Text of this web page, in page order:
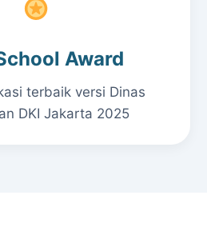
Award
terbaik versi Dinas
DKI Jakarta 2025